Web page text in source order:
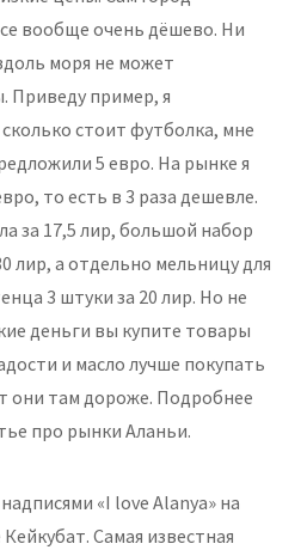
вообще очень дёшево. Ни
моря не может
Приведу пример, я
стоит футболка, мне
5 евро. На рынке я
то есть в 3 раза дешевле.
за 17,5 лир, большой набор
лир, а отдельно мельницу для
3 штуки за 20 лир. Но не
деньги вы купите товары
и масло лучше покупать
они там дороже. Подробнее
про рынки Аланьи.
«I love Alanya» на
Самая известная